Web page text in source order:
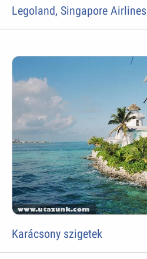
Legoland, Singapore Airlines
Karácsony szigetek